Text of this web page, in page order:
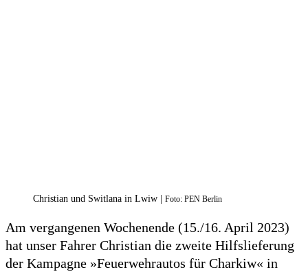
Christian und Switlana in Lwiw | Foto: PEN Berlin
Am vergangenen Wochenende (15./16. April 2023)
hat unser Fahrer Christian die zweite Hilfslieferung
der Kampagne »Feuerwehrautos für Charkiw« in